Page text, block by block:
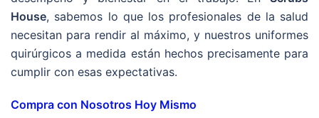
House, sabemos lo que los profesionales de la salud
necesitan para rendir al máximo, y nuestros uniformes
quirúrgicos a medida están hechos precisamente para
cumplir con esas expectativas.
Compra con Nosotros Hoy Mismo